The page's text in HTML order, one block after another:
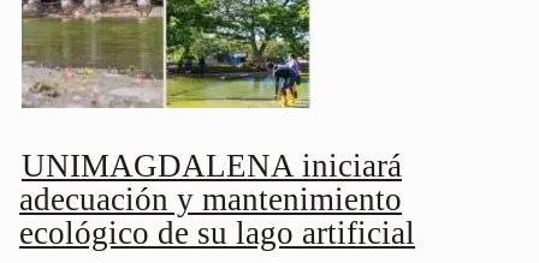
UNIMAGDALENA iniciará
adecuación y mantenimiento
ecológico de su lago artificial